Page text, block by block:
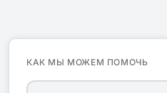
КАК МЫ МОЖЕМ ПОМОЧЬ